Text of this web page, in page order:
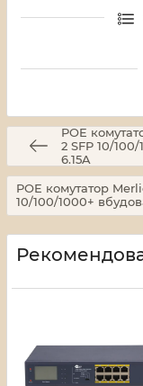
POE
2 SFP 10/
6.15A
POE комутатор
10/100/1000+